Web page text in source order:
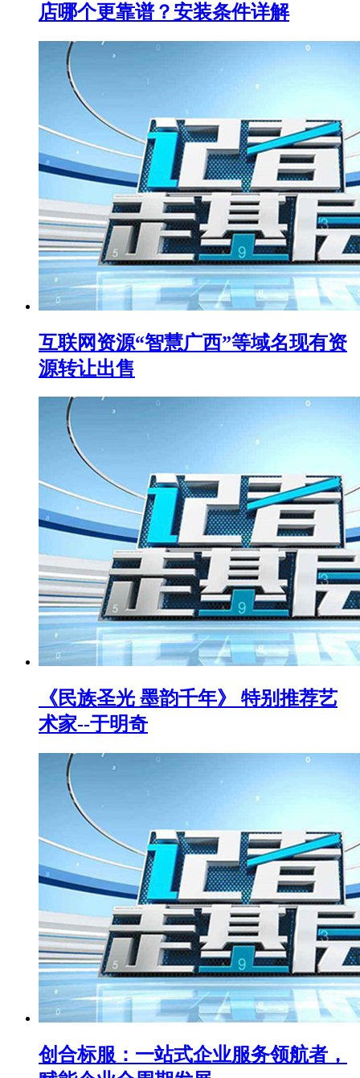
店哪个更靠谱？安装条件详解
互联网资源“智慧广西”等域名现有资
源转让出售
《民族圣光 墨韵千年》 特别推荐艺
术家--于明奇
创合标服：一站式企业服务领航者，